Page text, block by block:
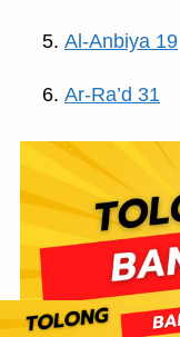
Al-Anbiya 19
Ar-Ra’d 31